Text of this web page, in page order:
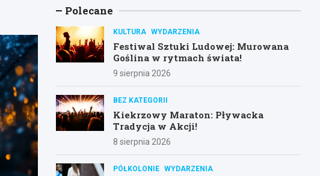
Polecane
KULTURA WYDARZENIA
Festiwal Sztuki Ludowej: Murowana
Goślina w rytmach świata!
9 sierpnia 2026
BEZ KATEGORII
Kiekrzowy Maraton: Pływacka
Tradycja w Akcji!
8 sierpnia 2026
PÓŁKOLONIE WYDARZENIA